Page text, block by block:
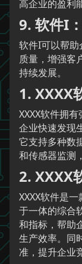
高企业的盈利
9. 软件I
软件I可以帮
质量，增强客
持续发展。
1. XXXX
XXXX软件拥
企业快速发现
它支持多种数
和传感器监测
2. XXXX
XXXX软件是
于一体的综合
和指标，帮助
生产效率。同
准，提升企业